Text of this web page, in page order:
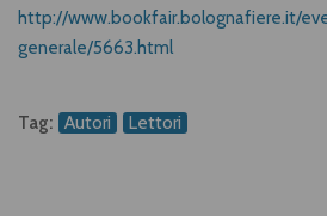
http://www.bookfair.bolognafiere.it/
generale/5663.html
Tag: Autori Lettori